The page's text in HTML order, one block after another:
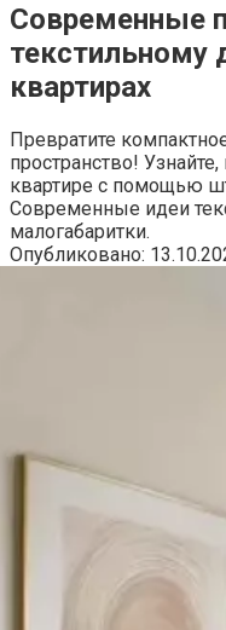
Современные
текстильному
квартирах
Превратите
пространство!
квартире с помощью
Современные идеи
малогабаритки.
Опубликовано: